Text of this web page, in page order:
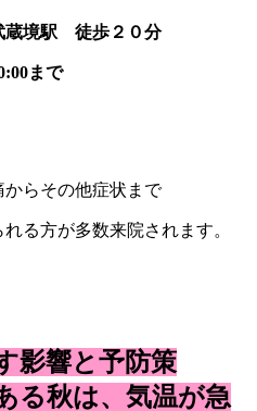
蔵境駅 徒歩２０分
まで
らその他症状まで
る方が多数来院されます。
影響と予防策
る秋は、気温が急